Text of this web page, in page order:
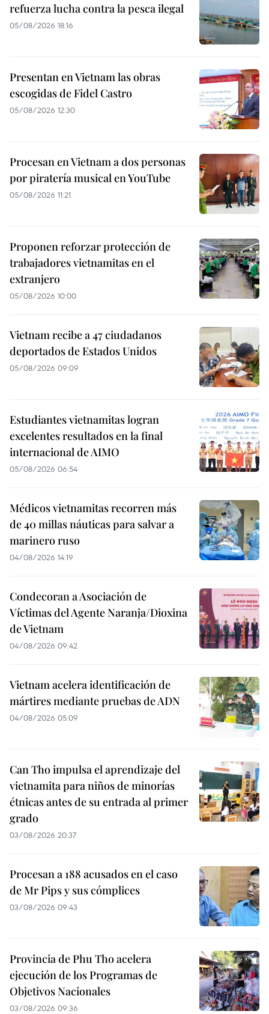
refuerza lucha contra la pesca ilegal
05/08/2026 18:16
Presentan en Vietnam las obras
escogidas de Fidel Castro
05/08/2026 12:30
Procesan en Vietnam a dos personas
por piratería musical en YouTube
05/08/2026 11:21
Proponen reforzar protección de
trabajadores vietnamitas en el
extranjero
05/08/2026 10:00
Vietnam recibe a 47 ciudadanos
deportados de Estados Unidos
05/08/2026 09:09
Estudiantes vietnamitas logran
excelentes resultados en la final
internacional de AIMO
05/08/2026 06:54
Médicos vietnamitas recorren más
de 40 millas náuticas para salvar a
marinero ruso
04/08/2026 14:19
Condecoran a Asociación de
Víctimas del Agente Naranja/Dioxina
de Vietnam
04/08/2026 09:42
Vietnam acelera identificación de
mártires mediante pruebas de ADN
04/08/2026 05:09
Can Tho impulsa el aprendizaje del
vietnamita para niños de minorías
étnicas antes de su entrada al primer
grado
03/08/2026 20:37
Procesan a 188 acusados en el caso
de Mr Pips y sus cómplices
03/08/2026 09:43
Provincia de Phu Tho acelera
ejecución de los Programas de
Objetivos Nacionales
03/08/2026 09:36